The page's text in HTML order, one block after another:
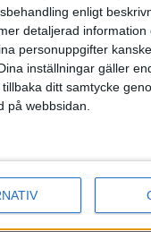
enligt
detaljerad
personuppgifter
inställningar gäller
ditt samtycke
på webbsidan.
utdelningen ur